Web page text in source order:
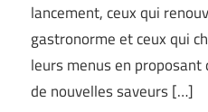
lancement, ceux qui
gastronorme et ceux qui
leurs menus en
de nouvelles saveurs […]